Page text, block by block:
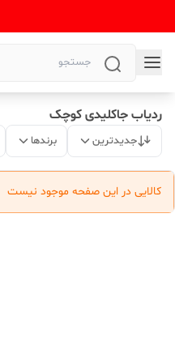
ردیاب جاکلیدی کوچک
جدیدترین برندها
کالایی در این صفحه موجود نیست